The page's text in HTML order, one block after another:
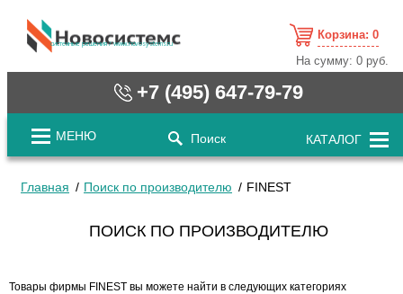
cистемные решения / www.novosystems.ru
Корзина: 0
На сумму:0 руб.
+7 (495) 647-79-79
МЕНЮ Поиск КАТАЛОГ
Главная Поиск по производителю FINEST
ПОИСК ПО ПРОИЗВОДИТЕЛЮ
Товары фирмы FINEST вы можете найти в следующих категориях